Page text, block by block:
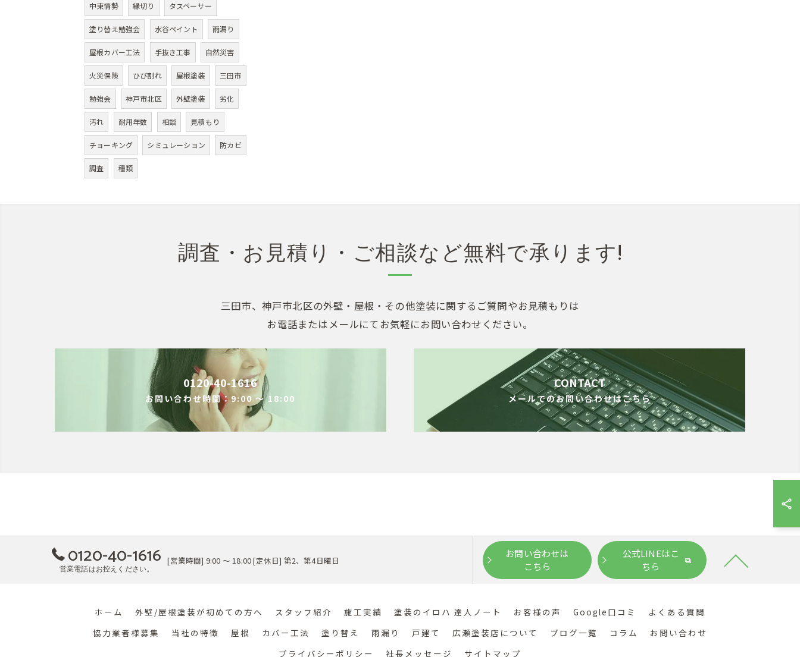
中東情勢 縁切り タスペーサー
塗り替え勉強会 水谷ペイント 雨漏り
屋根カバー工法 手抜き工事 自然災害
火災保険 ひび割れ 屋根塗装 三田市
勉強会 神戸市北区 外壁塗装 劣化
汚れ 耐用年数 相談 見積もり
チョーキング シミュレーション 防カビ
調査 種類
調査・お見積り・ご相談など無料で承ります!
三田市、神戸市北区の外壁・屋根・その他塗装に関するご質問やお見積もりは
お電話またはメールにてお気軽にお問い合わせください。
0120-40-1616
お問い合わせ時間：9:00 ～ 18:00
CONTACT
メールでのお問い合わせはこちら
0120-40-1616
営業電話はお控えください。
[営業時間] 9:00 ～ 18:00 [定休日] 第2、第4日曜日
お問い合わせは
こちら
公式LINEはこ
ちら
ホーム 外壁/屋根塗装が初めての方へ スタッフ紹介 施工実績 塗装のイロハ 達人ノート お客様の声 Google口コミ
よくある質問
協力業者様募集
当社の特徴 屋根 カバー工法 塗り替え 雨漏り 戸建て 広瀬塗装店について ブログ一覧 コラム
お問い合わせ
プライバシーポリシー
社長メッセージ サイトマップ